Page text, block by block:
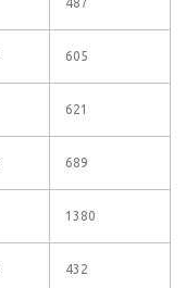
605
621
689
1380
432